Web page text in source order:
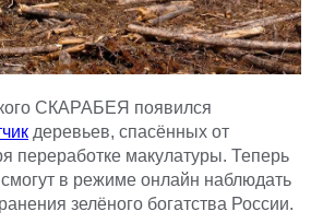
СКАРАБЕЯ появился
деревьев, спасённых от
переработке макулатуры. Теперь
смогут в режиме онлайн наблюдать
зелёного богатства России.